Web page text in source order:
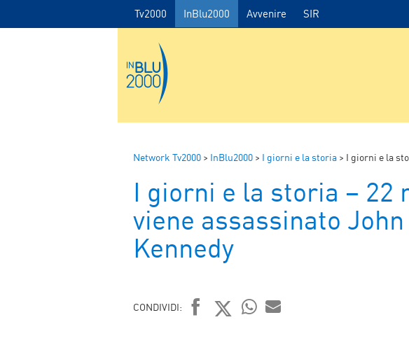
Tv2000 InBlu2000 Avvenire SIR
Network Tv2000 > InBlu2000 > I giorni e la storia > I giorni e la storia –
I giorni e la storia – 22
viene assassinato
Kennedy
CONDIVIDI: